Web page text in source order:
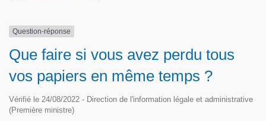
Question-réponse
Que faire si vous avez perdu tous
vos papiers en même temps ?
Vérifié le 24/08/2022 - Direction de l'information légale et administrative
(Première ministre)